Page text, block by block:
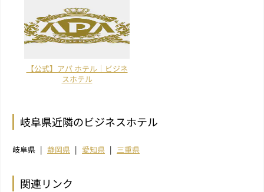
【公式】アパ ホテル｜ビジネ
スホテル
岐阜県近隣のビジネスホテル
岐阜県 静岡県 愛知県 三重県
関連リンク